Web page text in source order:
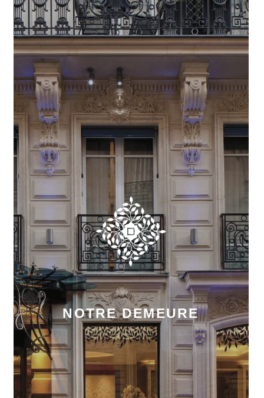
NOTRE DEMEURE